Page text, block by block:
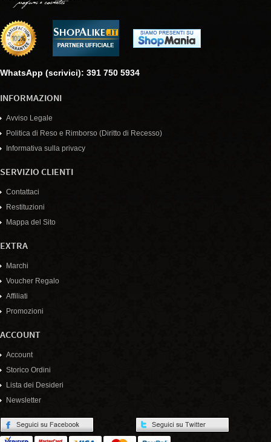
WhatsApp (scrivici): 391 750 5934
INFORMAZIONI
Avviso Legale
Politica di Reso e Rimborso (Diritto di Recesso)
Informativa sulla privacy
SERVIZIO CLIENTI
Contattaci
Restituzioni
Mappa del Sito
EXTRA
Marchi
Voucher Regalo
Affiliati
Promozioni
ACCOUNT
Account
Storico Ordini
Lista dei Desideri
Newsletter